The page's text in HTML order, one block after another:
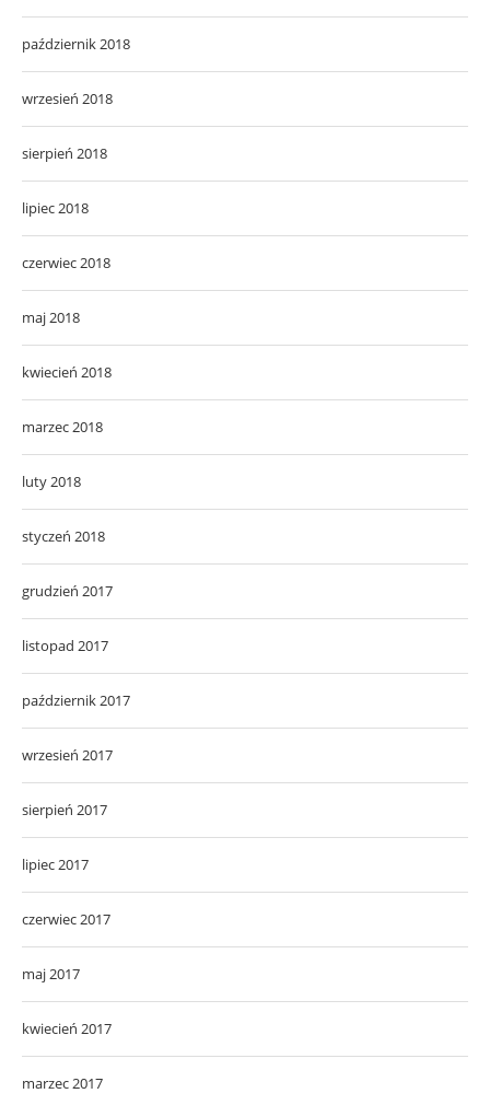
październik 2018
wrzesień 2018
sierpień 2018
lipiec 2018
czerwiec 2018
maj 2018
kwiecień 2018
marzec 2018
luty 2018
styczeń 2018
grudzień 2017
listopad 2017
październik 2017
wrzesień 2017
sierpień 2017
lipiec 2017
czerwiec 2017
maj 2017
kwiecień 2017
marzec 2017